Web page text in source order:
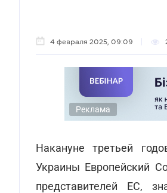
4 февраля 2025, 09:09
Реклама
Накануне третьей
Украины Европейский
представителей ЕС,